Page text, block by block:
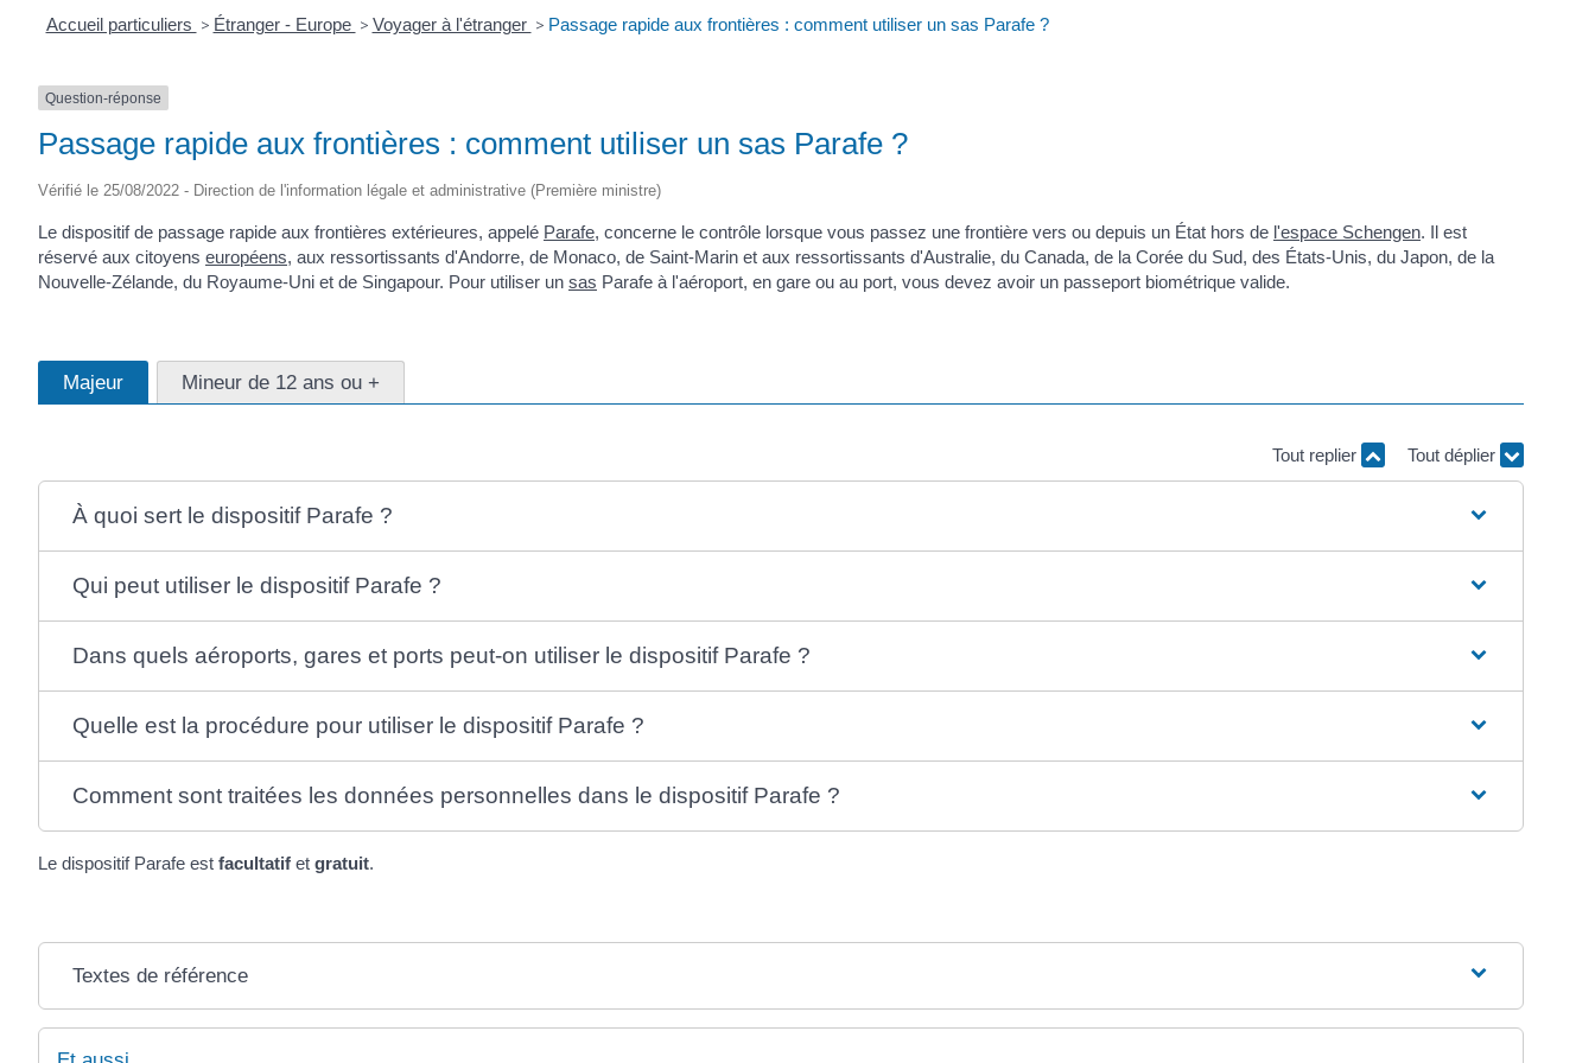
Accueil particuliers > Étranger - Europe > Voyager à l'étranger > Passage rapide aux frontières : comment utiliser un sas Parafe ?
Question-réponse
Passage rapide aux frontières : comment utiliser un sas Parafe ?
Vérifié le 25/08/2022 - Direction de l'information légale et administrative (Première ministre)
Le dispositif de passage rapide aux frontières extérieures, appelé Parafe, concerne le contrôle lorsque vous passez une frontière vers ou depuis un État hors de l'espace Schengen. Il est
réservé aux citoyens européens, aux ressortissants d'Andorre, de Monaco, de Saint-Marin et aux ressortissants d'Australie, du Canada, de la Corée du Sud, des États-Unis, du Japon, de la
Nouvelle-Zélande, du Royaume-Uni et de Singapour. Pour utiliser un sas Parafe à l'aéroport, en gare ou au port, vous devez avoir un passeport biométrique valide.
Majeur Mineur de 12 ans ou +
Tout replier Tout déplier
À quoi sert le dispositif Parafe ?
Qui peut utiliser le dispositif Parafe ?
Dans quels aéroports, gares et ports peut-on utiliser le dispositif Parafe ?
Quelle est la procédure pour utiliser le dispositif Parafe ?
Comment sont traitées les données personnelles dans le dispositif Parafe ?
Le dispositif Parafe est facultatif et gratuit.
Textes de référence